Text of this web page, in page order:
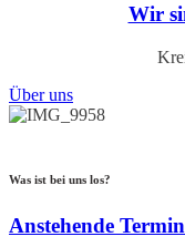
Wir
Über uns
Was ist bei uns los?
Anstehende